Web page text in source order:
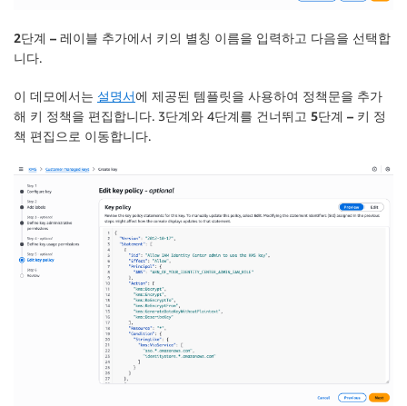
2단계 – 레이블 추가에서 키의 별칭 이름을 입력하고 다음을 선택합
니다.
이 데모에서는 설명서에 제공된 템플릿을 사용하여 정책문을 추가
해 키 정책을 편집합니다. 3단계와 4단계를 건너뛰고 5단계 – 키 정
책 편집 으로 이동합니다.